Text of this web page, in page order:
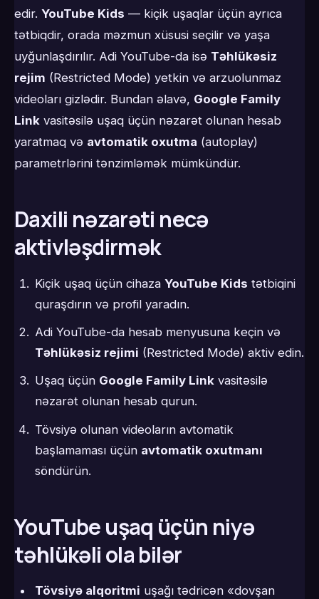
edir. YouTube Kids — kiçik uşaqlar üçün ayrıca
tətbiqdir, orada məzmun xüsusi seçilir və yaşa
uyğunlaşdırılır. Adi YouTube-da isə Təhlükəsiz
rejim (Restricted Mode) yetkin və arzuolunmaz
videoları gizlədir. Bundan əlavə, Google Family
Link vasitəsilə uşaq üçün nəzarət olunan hesab
yaratmaq və avtomatik oxutma (autoplay)
parametrlərini tənzimləmək mümkündür.
Daxili nəzarəti necə
aktivləşdirmək
Kiçik uşaq üçün cihaza YouTube Kids tətbiqini
quraşdırın və profil yaradın.
Adi YouTube-da hesab menyusuna keçin və
Təhlükəsiz rejimi (Restricted Mode) aktiv edin.
Uşaq üçün Google Family Linkvasitəsilə
nəzarət olunan hesab qurun.
Tövsiyə olunan videoların avtomatik
başlamaması üçün avtomatik oxutmanı
söndürün.
YouTube uşaq üçün niyə
təhlükəli ola bilər
Tövsiyə alqoritmi uşağı tədricən «dovşan